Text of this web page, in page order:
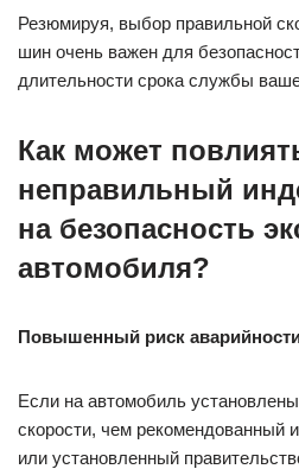
Резюмируя, выбор правильной
шин очень важен для
длительности срока службы
Как может
неправильный
на безопасность
автомобиля?
Повышенный риск
Если на автомобиль
скорости, чем рекомендованный
или установленный